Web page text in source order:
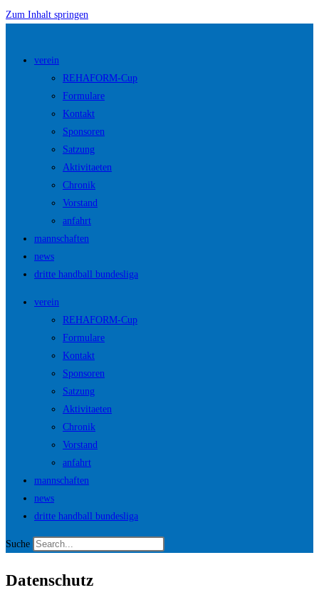
Zum Inhalt springen
verein
REHAFORM-Cup
Formulare
Kontakt
Sponsoren
Satzung
Aktivitaeten
Chronik
Vorstand
anfahrt
mannschaften
news
dritte handball bundesliga
verein
REHAFORM-Cup
Formulare
Kontakt
Sponsoren
Satzung
Aktivitaeten
Chronik
Vorstand
anfahrt
mannschaften
news
dritte handball bundesliga
Suche
Datenschutz